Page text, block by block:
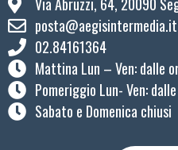
posta@aegisintermedia.it
02.84161364
Mattina Lun – Ven: ​dalle
Pomeriggio Lun- Ven:
Sabato e Domenica chiusi